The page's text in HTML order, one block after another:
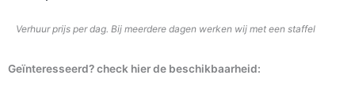
Verhuur prijs per dag. Bij meerdere dagen werken wij met een staffel
Geïnteresseerd? check hier de beschikbaarheid: